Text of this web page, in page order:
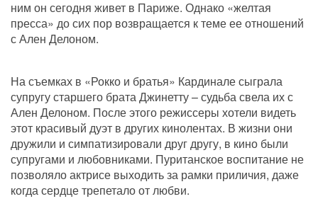
ним он сегодня живет в Париже. Однако «желтая
пресса» до сих пор возвращается к теме ее отношений
с Ален Делоном.
На съемках в «Рокко и братья» Кардинале сыграла
супругу старшего брата Джинетту – судьба свела их с
Ален Делоном. После этого режиссеры хотели видеть
этот красивый дуэт в других кинолентах. В жизни они
дружили и симпатизировали друг другу, в кино были
супругами и любовниками. Пуританское воспитание не
позволяло актрисе выходить за рамки приличия, даже
когда сердце трепетало от любви.